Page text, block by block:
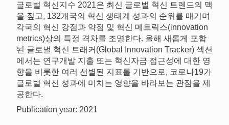
글로벌 혁신지수 2021은 최신 글로벌 혁신 트렌드의 맥
을 짚고, 132개국의 혁신 생태계 성과의 순위를 매기며
각국의 혁신 강점과 약점 및 혁신 메트릭스(innovation
metrics)상의 특정 격차를 조명한다. 올해 새롭게 포함
된 글로벌 혁신 트래커(Global Innovation Tracker) 섹션
에서는 연구개발 지출 또는 혁신자금 접근성에 대한 영
향을 비롯한 여러 선별된 지표를 기반으로, 코로나19가
글로벌 혁신 성과에 미치는 영향을 바라보는 관점을 제
공한다.
Publication year: 2021